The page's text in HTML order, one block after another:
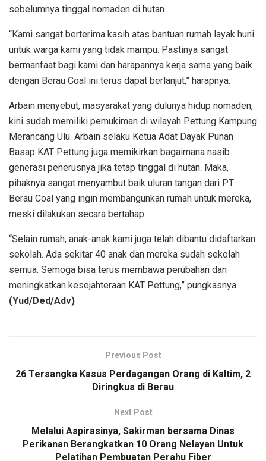
sebelumnya tinggal nomaden di hutan.
“Kami sangat berterima kasih atas bantuan rumah layak huni
untuk warga kami yang tidak mampu. Pastinya sangat
bermanfaat bagi kami dan harapannya kerja sama yang baik
dengan Berau Coal ini terus dapat berlanjut,” harapnya.
Arbain menyebut, masyarakat yang dulunya hidup nomaden,
kini sudah memiliki pemukiman di wilayah Pettung Kampung
Merancang Ulu. Arbain selaku Ketua Adat Dayak Punan
Basap KAT Pettung juga memikirkan bagaimana nasib
generasi penerusnya jika tetap tinggal di hutan. Maka,
pihaknya sangat menyambut baik uluran tangan dari PT
Berau Coal yang ingin membangunkan rumah untuk mereka,
meski dilakukan secara bertahap.
“Selain rumah, anak-anak kami juga telah dibantu didaftarkan
sekolah. Ada sekitar 40 anak dan mereka sudah sekolah
semua. Semoga bisa terus membawa perubahan dan
meningkatkan kesejahteraan KAT Pettung,” pungkasnya.
(Yud/Ded/Adv)
Previous Post
26 Tersangka Kasus Perdagangan Orang di Kaltim, 2
Diringkus di Berau
Next Post
Melalui Aspirasinya, Sakirman bersama Dinas
Perikanan Berangkatkan 10 Orang Nelayan Untuk
Pelatihan Pembuatan Perahu Fiber